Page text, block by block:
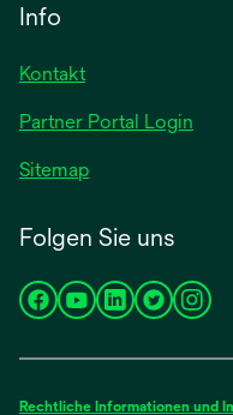
Info
Kontakt
Partner Portal Login
Sitemap
Folgen Sie uns
wird
neuen
wird
neuen
wird
neuen
wird
neuen
wird
neuen
Rechtliche Informationen und